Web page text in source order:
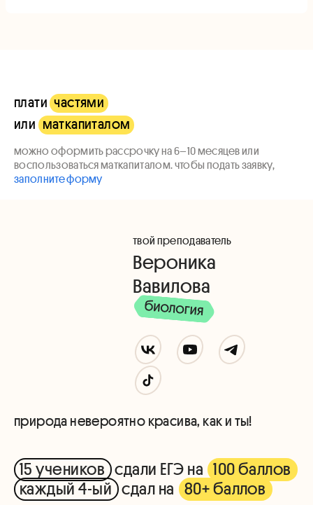
плати частями
или маткапиталом
можно оформить рассрочку на 6–10 месяцев или
воспользоваться маткапиталом. чтобы подать заявку,
заполните форму
твой преподаватель
Вероника
Вавилова
природа невероятно красива, как и ты!
15 учеников сдали ЕГЭ на 100 баллов
каждый 4-ый сдал на 80+ баллов